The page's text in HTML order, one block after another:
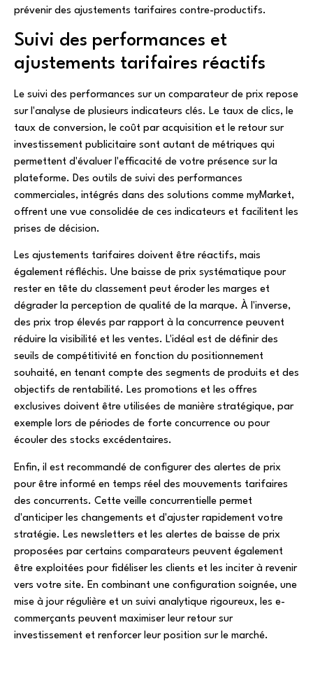
prévenir des ajustements tarifaires contre-productifs.
Suivi des performances et
ajustements tarifaires réactifs
Le suivi des performances sur un comparateur de prix repose
sur l'analyse de plusieurs indicateurs clés. Le taux de clics, le
taux de conversion, le coût par acquisition et le retour sur
investissement publicitaire sont autant de métriques qui
permettent d'évaluer l'efficacité de votre présence sur la
plateforme. Des outils de suivi des performances
commerciales, intégrés dans des solutions comme myMarket,
offrent une vue consolidée de ces indicateurs et facilitent les
prises de décision.
Les ajustements tarifaires doivent être réactifs, mais
également réfléchis. Une baisse de prix systématique pour
rester en tête du classement peut éroder les marges et
dégrader la perception de qualité de la marque. À l'inverse,
des prix trop élevés par rapport à la concurrence peuvent
réduire la visibilité et les ventes. L'idéal est de définir des
seuils de compétitivité en fonction du positionnement
souhaité, en tenant compte des segments de produits et des
objectifs de rentabilité. Les promotions et les offres
exclusives doivent être utilisées de manière stratégique, par
exemple lors de périodes de forte concurrence ou pour
écouler des stocks excédentaires.
Enfin, il est recommandé de configurer des alertes de prix
pour être informé en temps réel des mouvements tarifaires
des concurrents. Cette veille concurrentielle permet
d'anticiper les changements et d'ajuster rapidement votre
stratégie. Les newsletters et les alertes de baisse de prix
proposées par certains comparateurs peuvent également
être exploitées pour fidéliser les clients et les inciter à revenir
vers votre site. En combinant une configuration soignée, une
mise à jour régulière et un suivi analytique rigoureux, les e-
commerçants peuvent maximiser leur retour sur
investissement et renforcer leur position sur le marché.